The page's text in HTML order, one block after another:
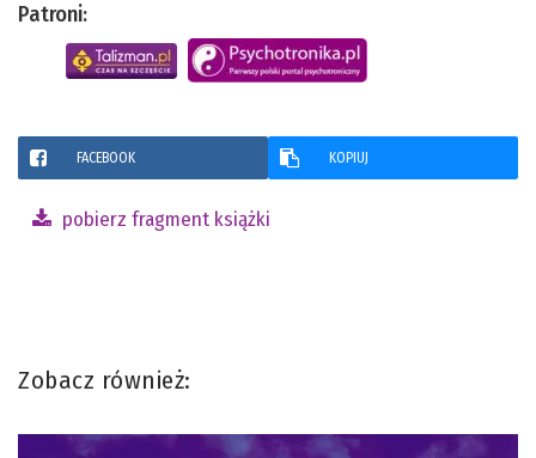
Patroni:
FACEBOOK KOPIUJ
pobierz fragment książki
Zobacz również: